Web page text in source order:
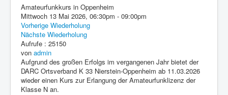
Amateurfunkkurs in Oppenheim
Mittwoch 13 Mai 2026, 06:30pm - 09:00pm
Vorherige Wiederholung
Nächste Wiederholung
Aufrufe : 25150
von admin
Aufgrund des großen Erfolgs im vergangenen Jahr bietet der
DARC Ortsverband K 33 Nierstein-Oppenheim ab 11.03.2026
wieder einen Kurs zur Erlangung der Amateurfunklizenz der
Klasse N an.